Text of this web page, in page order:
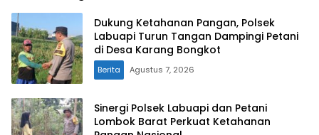
Dukung Ketahanan Pangan, Polsek
Labuapi Turun Tangan Dampingi Petani
di Desa Karang Bongkot
Berita Agustus 7, 2026
Sinergi Polsek Labuapi dan Petani
Lombok Barat Perkuat Ketahanan